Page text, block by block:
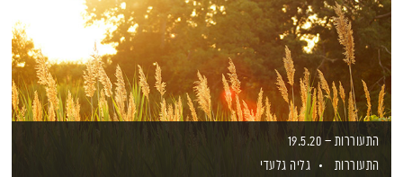
התעוררות – 19.5.20
התעוררות
גליה גלעדי